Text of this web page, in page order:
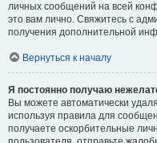
личных сообщений на всей
это вам лично. Свяжитесь с
получения дополнительной
Вернуться к началу
Я постоянно получаю
Вы можете автоматически
используя правила для
получаете оскорбительные